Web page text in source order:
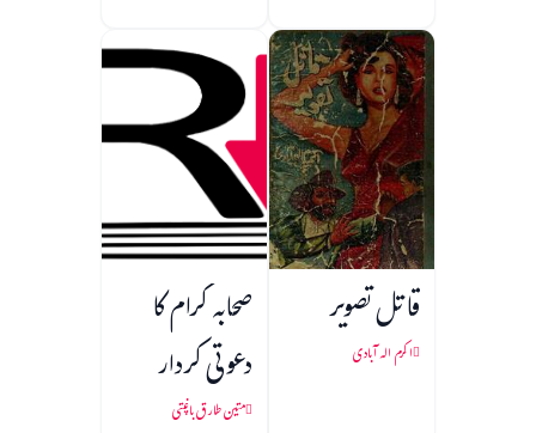
قاتل تصویر
اکرم الہ آبادی
صحابہ کرام کا
دعوتی کردار
متین طارق باغپتی